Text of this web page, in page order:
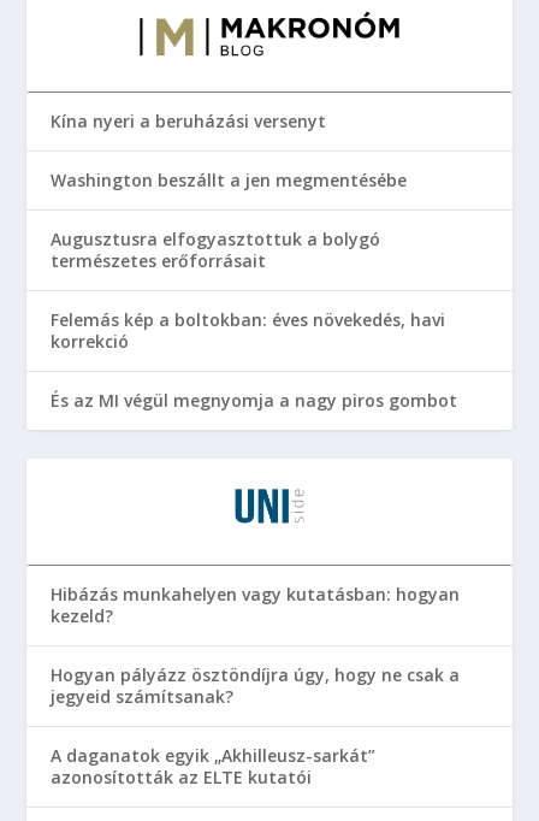
Kína nyeri a beruházási versenyt
Washington beszállt a jen megmentésébe
Augusztusra elfogyasztottuk a bolygó
természetes erőforrásait
Felemás kép a boltokban: éves növekedés, havi
korrekció
És az MI végül megnyomja a nagy piros gombot
Hibázás munkahelyen vagy kutatásban: hogyan
kezeld?
Hogyan pályázz ösztöndíjra úgy, hogy ne csak a
jegyeid számítsanak?
A daganatok egyik „Akhilleusz-sarkát”
azonosították az ELTE kutatói